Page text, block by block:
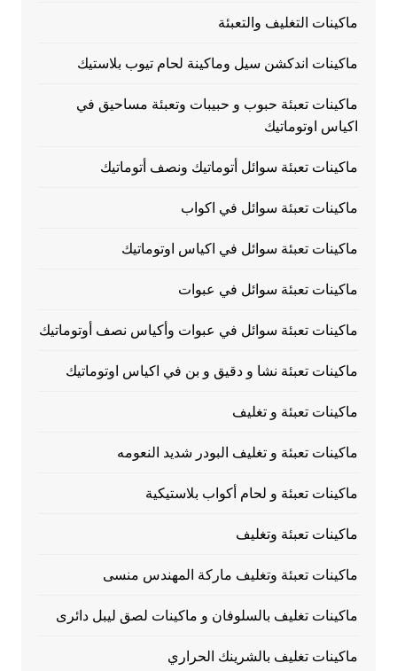
ماكينات التغليف والتعبئة
ماكينات اندكشن سيل وماكينة لحام تيوب بلاستيك
ماكينات تعبئة حبوب و حبيبات وتعبئة مساحيق في
اكياس اوتوماتيك
ماكينات تعبئة سوائل أتوماتيك ونصف أتوماتيك
ماكينات تعبئة سوائل في اكواب
ماكينات تعبئة سوائل في اكياس اوتوماتيك
ماكينات تعبئة سوائل في عبوات
ماكينات تعبئة سوائل في عبوات وأكياس نصف أوتوماتيك
ماكينات تعبئة نشا و دقيق و بن في اكياس اوتوماتيك
ماكينات تعبئة و تغليف
ماكينات تعبئة و تغليف البودر شديد النعومه
ماكينات تعبئة و لحام أكواب بلاستيكية
ماكينات تعبئة وتغليف
ماكينات تعبئة وتغليف ماركة المهندس منسى
ماكينات تغليف بالسلوفان و ماكينات لصق ليبل دائرى
ماكينات تغليف بالشرينك الحراري